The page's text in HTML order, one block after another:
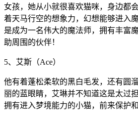
女孩，她从小就很喜欢猫咪，身边都
着天马行空的想象力，幻想能够进入
是成为一名伟大的魔法师，拥有丰富
助周围的伙伴！
5、艾斯（Ace）
他有着蓬松柔软的黑白毛发，还有圆
丽的蓝眼睛，艾琳并不知道这是太过
拥有进入梦境能力的小猫，前来保护和